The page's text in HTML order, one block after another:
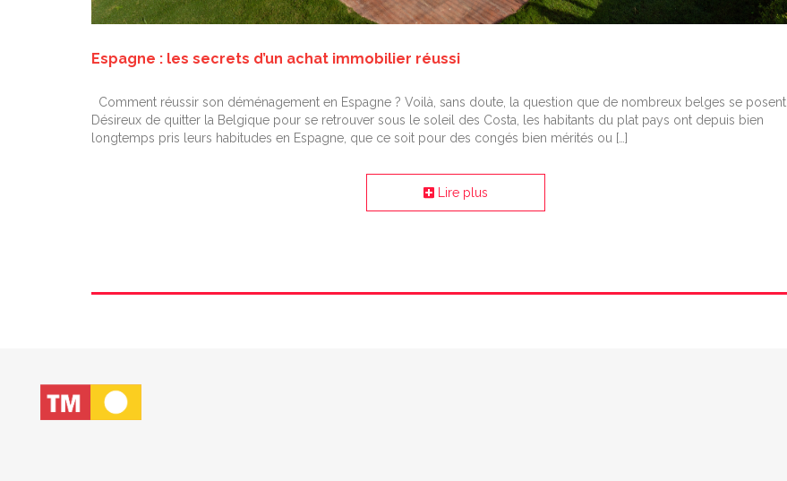
Espagne : les secrets d’un achat immobilier réussi
Comment réussir son déménagement en Espagne ? Voilà, sans doute, la question que de nombreux belges se posent.
Désireux de quitter la Belgique pour se retrouver sous le soleil des Costa, les habitants du plat pays ont depuis bien
longtemps pris leurs habitudes en Espagne, que ce soit pour des congés bien mérités ou […]
Lire plus